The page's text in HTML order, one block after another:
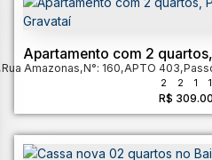
Apartamento com 2
Gravataí
R$
Rua Amazonas,N°: 160,APTO 403,
2 2 1 1